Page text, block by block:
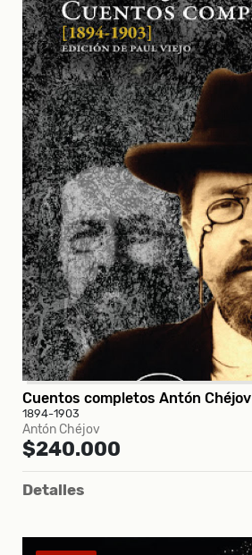
Cuentos completos Antón Chéjov
1894-1903
Antón Chéjov
$240.000
Detalles